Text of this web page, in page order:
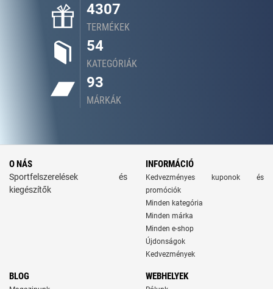
4307
TERMÉKEK
54
KATEGÓRIÁK
93
MÁRKÁK
O NÁS
Sportfelszerelések és
kiegészítők
INFORMÁCIÓ
Kedvezményes kuponok és
promóciók
Minden kategória
Minden márka
Minden e-shop
Újdonságok
Kedvezmények
BLOG WEBHELYEK